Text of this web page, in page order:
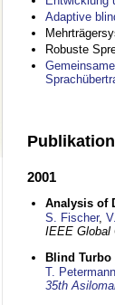
Adaptive
Robuste
2001
Analysis of
S. Fischer,
IEEE Global
Blind Turbo
T. Petermann
35th